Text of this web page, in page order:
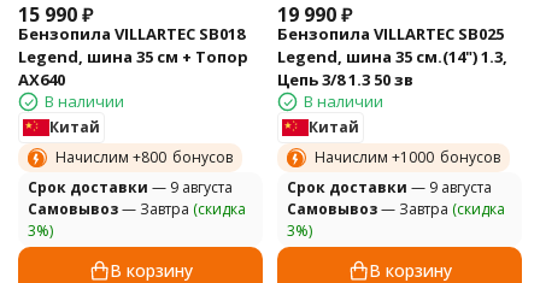
15 990₽
Бензопила VILLARTEC SB018
Legend, шина 35 см + Топор
AX640
В наличии
Китай
Начислим +800 бонусов
Cрок доставки — 9 августа
Самовывоз— Завтра (скидка
3%)
В корзину
19 990₽
Бензопила VILLARTEC SB025
Legend, шина 35 см.(14") 1.3,
Цепь 3/8 1.3 50 зв
В наличии
Китай
Начислим +1000 бонусов
Cрок доставки — 9 августа
Самовывоз— Завтра (скидка
3%)
В корзину